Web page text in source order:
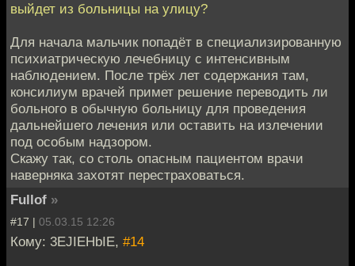
выйдет из больницы на улицу?
Для начала мальчик попадёт в специализированную
психиатрическую лечебницу с интенсивным
наблюдением. После трёх лет содержания там,
консилиум врачей примет решение переводить ли
больного в обычную больницу для проведения
дальнейшего лечения или оставить на излечении
под особым надзором.
Скажу так, со столь опасным пациентом врачи
наверняка захотят перестраховаться.
Fullof »
#17 | 05.03.15 12:26
Кому: 3EJIEHbIE, #14